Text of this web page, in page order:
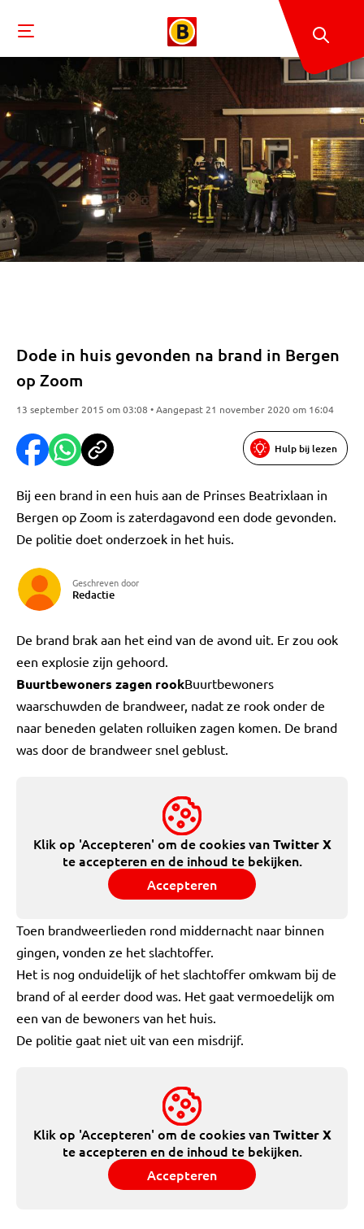
Dode in huis gevonden na brand in Bergen
op Zoom
13 september 2015 om 03:08 • Aangepast 21 november 2020 om 16:04
Hulp bij lezen
Bij een brand in een huis aan de Prinses Beatrixlaan in
Bergen op Zoom is zaterdagavond een dode gevonden.
De politie doet onderzoek in het huis.
Geschreven door
Redactie
De brand brak aan het eind van de avond uit. Er zou ook
een explosie zijn gehoord.
Buurtbewoners zagen rookBuurtbewoners
waarschuwden de brandweer, nadat ze rook onder de
naar beneden gelaten rolluiken zagen komen. De brand
was door de brandweer snel geblust.
Klik op 'Accepteren' om de cookies vanTwitter X
te accepteren en de inhoud te bekijken.
Accepteren
Toen brandweerlieden rond middernacht naar binnen
gingen, vonden ze het slachtoffer.
Het is nog onduidelijk of het slachtoffer omkwam bij de
brand of al eerder dood was. Het gaat vermoedelijk om
een van de bewoners van het huis.
De politie gaat niet uit van een misdrijf.
Klik op 'Accepteren' om de cookies vanTwitter X
te accepteren en de inhoud te bekijken.
Accepteren